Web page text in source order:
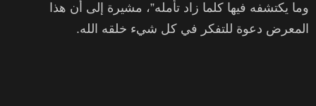
وما يكتشفه فيها كلما زاد تأمله”، مشيرة إلى أن هذا
المعرض دعوة للتفكر في كل شيء خلقه الله.